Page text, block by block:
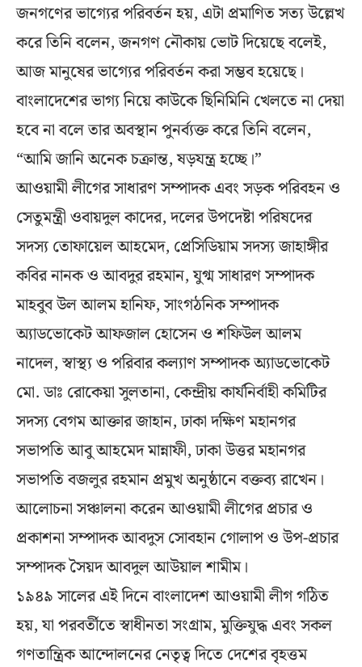
জনগণের ভাগ্যের পরিবর্তন হয়, এটা প্রমাণিত সত্য উল্লেখ
করে তিনি বলেন, জনগণ নৌকায় ভোট দিয়েছে বলেই,
আজ মানুষের ভাগ্যের পরিবর্তন করা সম্ভব হয়েছে।
বাংলাদেশের ভাগ্য নিয়ে কাউকে ছিনিমিনি খেলতে না দেয়া
হবে না বলে তার অবস্থান পুনর্ব্যক্ত করে তিনি বলেন,
“আমি জানি অনেক চক্রান্ত, ষড়যন্ত্র হচ্ছে।”
আওয়ামী লীগের সাধারণ সম্পাদক এবং সড়ক পরিবহন ও
সেতুমন্ত্রী ওবায়দুল কাদের, দলের উপদেষ্টা পরিষদের
সদস্য তোফায়েল আহমেদ, প্রেসিডিয়াম সদস্য জাহাঙ্গীর
কবির নানক ও আবদুর রহমান, যুগ্ম সাধারণ সম্পাদক
মাহবুব উল আলম হানিফ, সাংগঠনিক সম্পাদক
অ্যাডভোকেট আফজাল হোসেন ও শফিউল আলম
নাদেল, স্বাস্থ্য ও পরিবার কল্যাণ সম্পাদক অ্যাডভোকেট
মো. ডাঃ রোকেয়া সুলতানা, কেন্দ্রীয় কার্যনির্বাহী কমিটির
সদস্য বেগম আক্তার জাহান, ঢাকা দক্ষিণ মহানগর
সভাপতি আবু আহমেদ মান্নাফী, ঢাকা উত্তর মহানগর
সভাপতি বজলুর রহমান প্রমুখ অনুষ্ঠানে বক্তব্য রাখেন।
আলোচনা সঞ্চালনা করেন আওয়ামী লীগের প্রচার ও
প্রকাশনা সম্পাদক আবদুস সোবহান গোলাপ ও উপ-প্রচার
সম্পাদক সৈয়দ আবদুল আউয়াল শামীম।
১৯৪৯ সালের এই দিনে বাংলাদেশ আওয়ামী লীগ গঠিত
হয়, যা পরবর্তীতে স্বাধীনতা সংগ্রাম, মুক্তিযুদ্ধ এবং সকল
গণতান্ত্রিক আন্দোলনের নেতৃত্ব দিতে দেশের বৃহত্তম